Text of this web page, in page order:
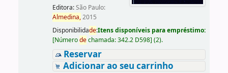
Editora:São Paulo:
Almedina,2015
Disponibilidade:Itens disponíveis para empréstimo:
[Númerodechamada:342.2 D598] (2).
Reservar
Adicionar ao seu carrinho